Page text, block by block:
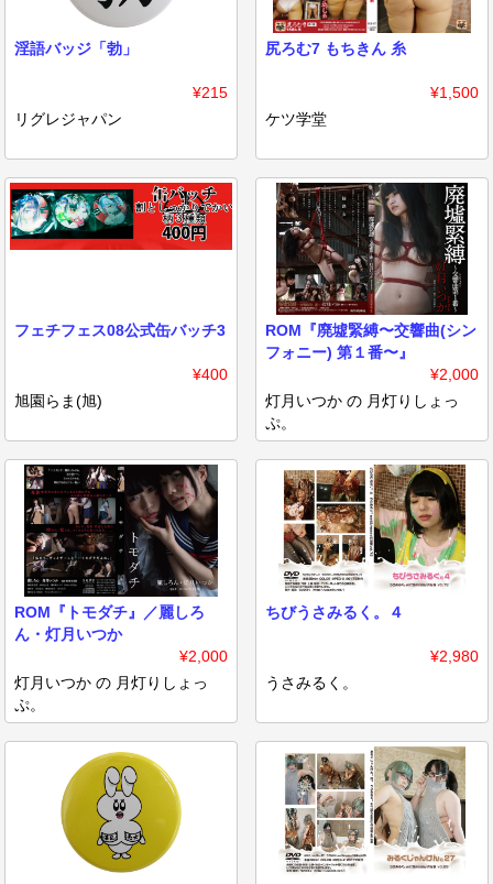
淫語バッジ「勃」
¥215
リグレジャパン
尻ろむ7 もちきん 糸
¥1,500
ケツ学堂
フェチフェス08公式缶バッチ3
¥400
旭園らま(旭)
ROM『廃墟緊縛〜交響曲(シン
フォニー) 第１番〜』
¥2,000
灯月いつか の 月灯りしょっ
ぷ。
ROM『トモダチ』／麗しろ
ん・灯月いつか
¥2,000
灯月いつか の 月灯りしょっ
ぷ。
ちびうさみるく。４
¥2,980
うさみるく。